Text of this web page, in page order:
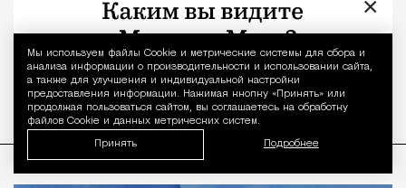
Уведомление
Мы используем файлы Сookie и метрические системы для сбора и
анализа информации о производительности и использовании сайта,
а также для улучшения и индивидуальной настройки
предоставления информации. Нажимая кнопку «Принять» или
продолжая пользоваться сайтом, вы соглашаетесь на обработку
файлов Cookie и данных метрических систем.
Принять Подробнее
меня приглядывают ветеринары. Они приезжают
анализ и проверяют птиц на бактериологические
заболевания, а также на вирусы.
ПРОДОЛЖЕНИЕ НИЖЕ
×